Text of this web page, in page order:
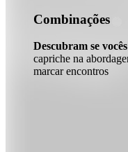
Combinações
Descubram se
capriche na
marcar encontros